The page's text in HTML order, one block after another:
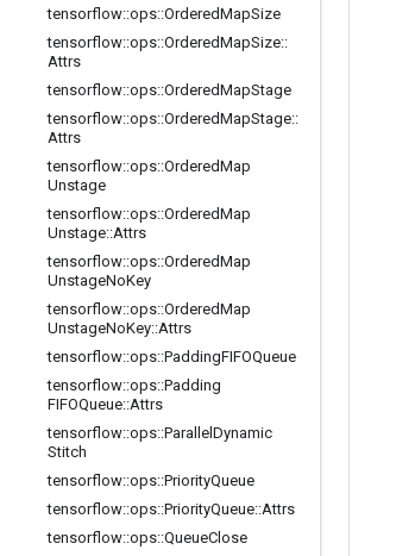
tensorflow::ops::OrderedMapSize
tensorflow::ops::OrderedMapSize::
Attrs
tensorflow::ops::OrderedMapStage
tensorflow::ops::OrderedMapStage::
Attrs
tensorflow::ops::OrderedMap
Unstage
tensorflow::ops::OrderedMap
Unstage::Attrs
tensorflow::ops::OrderedMap
UnstageNoKey
tensorflow::ops::OrderedMap
UnstageNoKey::Attrs
tensorflow::ops::PaddingFIFOQueue
tensorflow::ops::Padding
FIFOQueue::Attrs
tensorflow::ops::Parallel Dynamic
Stitch
tensorflow::ops::PriorityQueue
tensorflow::ops::PriorityQueue::Attrs
tensorflow::ops::QueueClose